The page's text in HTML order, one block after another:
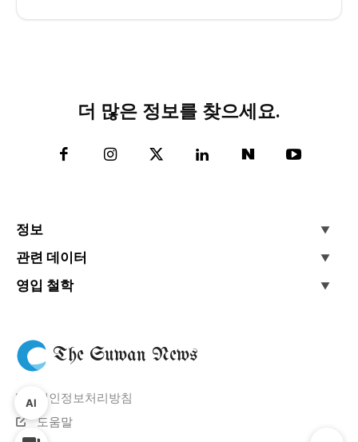
더 많은 정보를 찾으세요.
정보
관련 데이터
영입 철학
The Suwan News
개인정보처리방침
도움말
AI